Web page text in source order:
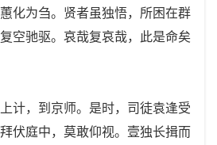
化为刍。贤者虽独悟，所困在群
空驰驱。哀哉复哀哉，此是命矣
，到京师。是时，司徒袁逢受
伏庭中，莫敢仰视。壹独长揖而